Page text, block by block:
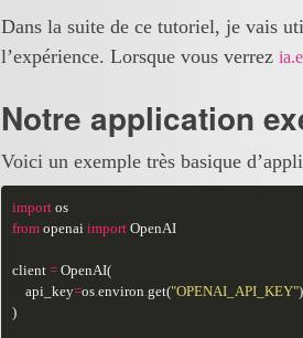
Dans la suite de ce tutoriel, je vais
l’expérience. Lorsque vous verrez
Notre application
Voici un exemple très basique
import os
from openai import OpenAI
client = OpenAI(
api_key=os. environ get("OPENAI_API_KEY"),
)